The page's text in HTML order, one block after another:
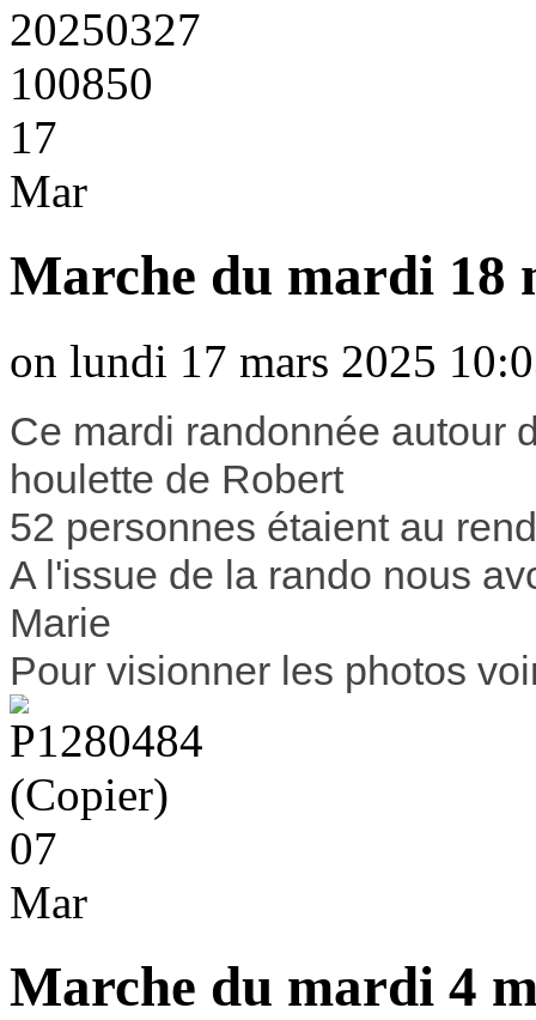
17
Mar
Marche du mardi 18
on lundi 17 mars 2025
Ce mardi randonnée autour
houlette de Robert
52 personnes étaient au
A l'issue de la rando nous
Marie
Pour visionner les photos
07
Mar
Marche du mardi 4